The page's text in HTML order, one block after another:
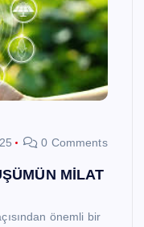
0 Comments
MİLAT
önemli bir